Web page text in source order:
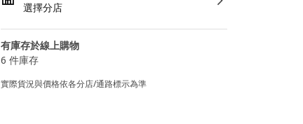
選擇分店
有庫存於線上購物
6 件庫存
實際貨況與價格依各分店/通路標示為準